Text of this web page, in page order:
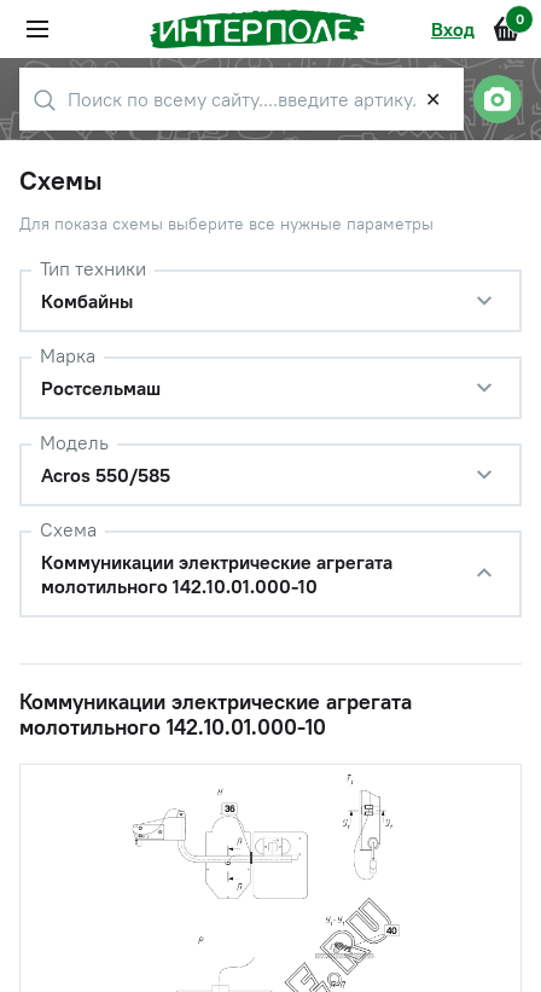
Вход 0
✕
Схемы
Для показа схемы выберите все нужные параметры
Тип техники
Комбайны
Марка
Ростсельмаш
Модель
Acros 550/585
Схема
Коммуникации электрические агрегата
молотильного 142.10.01.000-10
Коммуникации электрические агрегата
молотильного 142.10.01.000-10
36
40